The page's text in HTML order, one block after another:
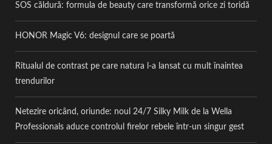
SOS căldură: formula de beauty care transformă orice zi toridă
HONOR Magic V6: designul care se poartă
Ritualul de contrast pe care natura l-a lansat cu mult înaintea
trendurilor
Netezire oricând, oriunde: noul 24/7 Silky Milk de la Wella
Professionals aduce controlul firelor rebele într-un singur gest